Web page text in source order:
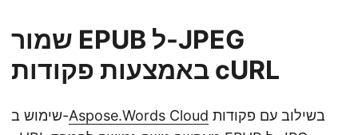
שמור EPUB ל-JPEG
באמצעות פקודות cURL
שימוש ב-Aspose.Words Cloud